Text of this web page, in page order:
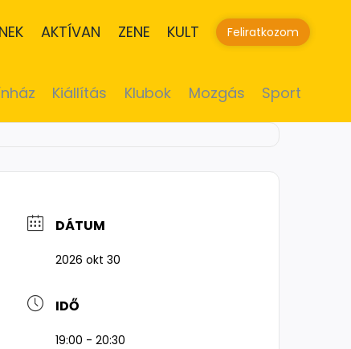
AKTÍVAN ZENE KULT Feliratkozom
Kiállítás Klubok Mozgás Sport
DÁTUM
2026 okt 30
IDŐ
19:00 - 20:30